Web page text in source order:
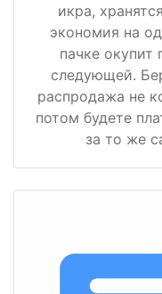
икра,
экономия на
пачке окупит
следующей.
распродажа не
потом будете
за то же